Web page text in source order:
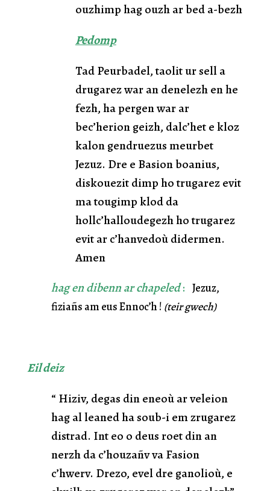
ouzhimp hag ouzh ar bed a-bezh
Pedomp
Tad Peurbadel, taolit ur sell a
drugarez war an denelezh en he
fezh, ha pergen war ar
bec’herion geizh, dalc’het e kloz
kalon gendruezus meurbet
Jezuz. Dre e Basion boanius,
diskouezit dimp ho trugarez evit
ma tougimp klod da
hollc’halloudegezh ho trugarez
evit ar c’hanvedoù didermen.
Amen
hag en dibennar chapeled: Jezuz,
fiziañs am eus Ennoc’h ! (teir gwech)
Eil deiz
“ Hiziv, degas din eneoù ar veleion
hag al leaned ha soub-i em zrugarez
distrad. Int eo o deus roet din an
nerzh da c’houzañv va Fasion
c’hwerv. Drezo, evel dre ganolioù, e